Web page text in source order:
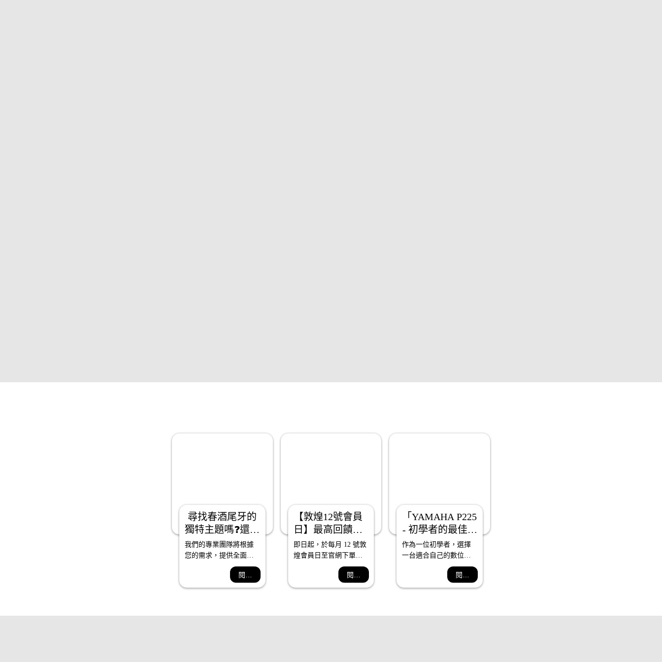
尋找春酒尾牙的
獨特主題嗎❓還在
煩惱如何執行❓
我們的專業團隊將根據
您的需求，提供全面的
服務，為您量身打造獨
一無二的活動，打破傳
統，營造非凡尾牙盛宴
閱讀全文
【敦煌12號會員
日】最高回饋
12%｜敦煌樂器
即日起，於每月 12 號敦
煌會員日至官網下單，
全館紅利回饋加倍送，1
點折抵 1 元，點數可於
消費時全數折抵，最高
閱讀更多
「YAMAHA P225
- 初學者的最佳選
擇，探索音樂新
境界」
作為一位初學者，選擇
一台適合自己的數位鋼
琴至關重要。而在眾多
選擇中，我深信
YAMAHA P225是最好的
閱讀全文